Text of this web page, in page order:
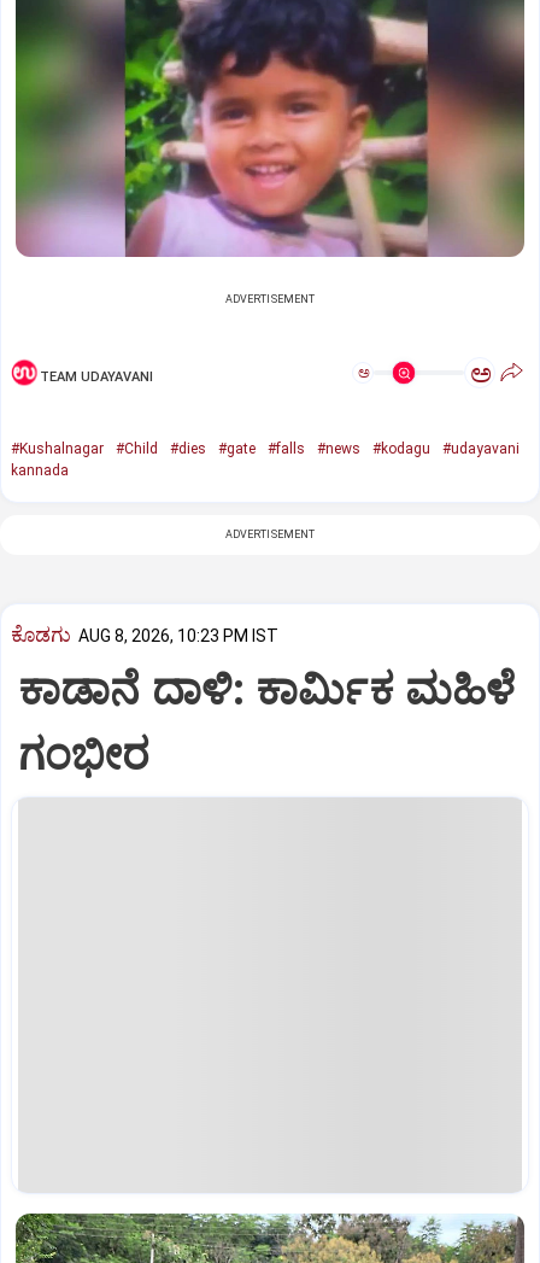
ADVERTISEMENT
TEAM UDAYAVANI ಅ ಅ
#Kushalnagar #Child #dies #gate #falls #news #kodagu
#udayavani
kannada
ADVERTISEMENT
ಕೊಡಗು AUG 8, 2026, 10:23 PM IST
ಕಾಡಾನೆ ದಾಳಿ: ಕಾರ್ಮಿಕ ಮಹಿಳೆ
ಗಂಭೀರ